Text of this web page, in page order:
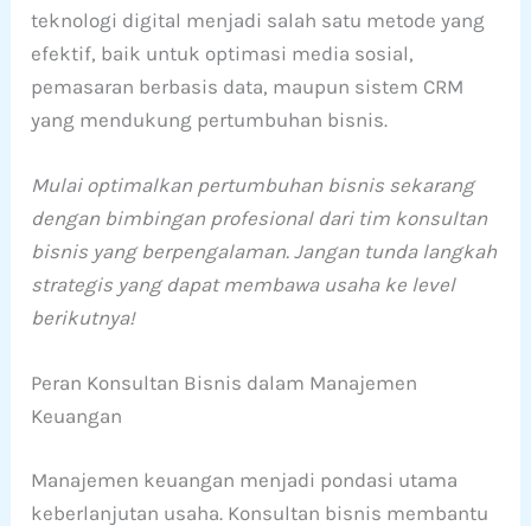
teknologi digital menjadi salah satu metode yang
efektif, baik untuk optimasi media sosial,
pemasaran berbasis data, maupun sistem CRM
yang mendukung pertumbuhan bisnis.
Mulai optimalkan pertumbuhan bisnis sekarang
dengan bimbingan profesional dari tim konsultan
bisnis yang berpengalaman. Jangan tunda langkah
strategis yang dapat membawa usaha ke level
berikutnya!
Peran Konsultan Bisnis dalam Manajemen
Keuangan
Manajemen keuangan menjadi pondasi utama
keberlanjutan usaha. Konsultan bisnis membantu